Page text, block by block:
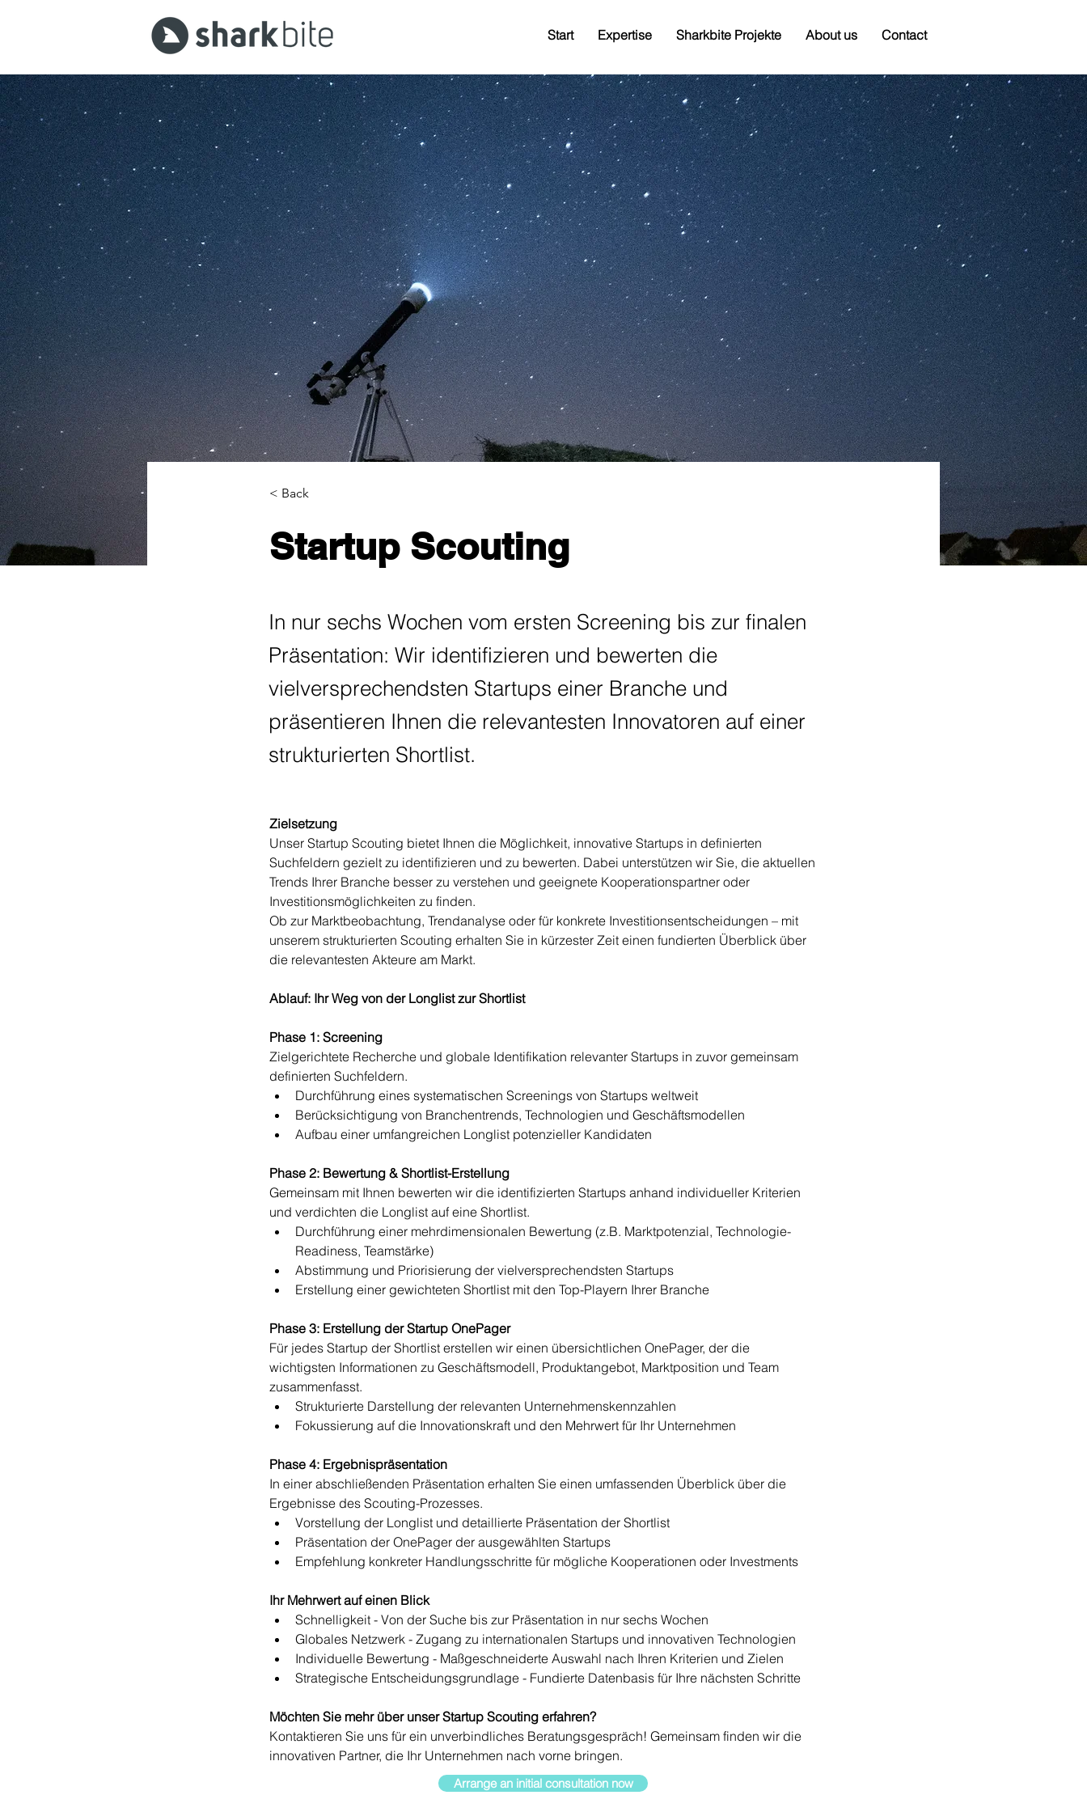
Start Expertise Sharkbite Projekte About us Contact
< Back
Startup Scouting
In nur sechs Wochen vom ersten Screening bis zur finalen
Präsentation: Wir identifizieren und bewerten die
vielversprechendsten Startups einer Branche und
präsentieren Ihnen die relevantesten Innovatoren auf einer
strukturierten Shortlist.
Zielsetzung
Unser Startup Scouting bietet Ihnen die Möglichkeit, innovative Startups in definierten
Suchfeldern gezielt zu identifizieren und zu bewerten. Dabei unterstützen wir Sie, die aktuellen
Trends Ihrer Branche besser zu verstehen und geeignete Kooperationspartner oder
Investitionsmöglichkeiten zu finden.
Ob zur Marktbeobachtung, Trendanalyse oder für konkrete Investitionsentscheidungen – mit
unserem strukturierten Scouting erhalten Sie in kürzester Zeit einen fundierten Überblick über
die relevantesten Akteure am Markt.
Ablauf: Ihr Weg von der Longlist zur Shortlist
Phase 1: Screening
Zielgerichtete Recherche und globale Identifikation relevanter Startups in zuvor gemeinsam
definierten Suchfeldern.
Durchführung eines systematischen Screenings von Startups weltweit
Berücksichtigung von Branchentrends, Technologien und Geschäftsmodellen
Aufbau einer umfangreichen Longlist potenzieller Kandidaten
Phase 2: Bewertung & Shortlist-Erstellung
Gemeinsam mit Ihnen bewerten wir die identifizierten Startups anhand individueller Kriterien
und verdichten die Longlist auf eine Shortlist.
Durchführung einer mehrdimensionalen Bewertung (z.B. Marktpotenzial, Technologie-
Readiness, Teamstärke)
Abstimmung und Priorisierung der vielversprechendsten Startups
Erstellung einer gewichteten Shortlist mit den Top-Playern Ihrer Branche
Phase 3: Erstellung der Startup OnePager
Für jedes Startup der Shortlist erstellen wir einen übersichtlichen OnePager, der die
wichtigsten Informationen zu Geschäftsmodell, Produktangebot, Marktposition und Team
zusammenfasst.
Strukturierte Darstellung der relevanten Unternehmenskennzahlen
Fokussierung auf die Innovationskraft und den Mehrwert für Ihr Unternehmen
Phase 4: Ergebnispräsentation
In einer abschließenden Präsentation erhalten Sie einen umfassenden Überblick über die
Ergebnisse des Scouting-Prozesses.
Vorstellung der Longlist und detaillierte Präsentation der Shortlist
Präsentation der OnePager der ausgewählten Startups
Empfehlung konkreter Handlungsschritte für mögliche Kooperationen oder Investments
Ihr Mehrwert auf einen Blick
Schnelligkeit - Von der Suche bis zur Präsentation in nur sechs Wochen
Globales Netzwerk - Zugang zu internationalen Startups und innovativen Technologien
Individuelle Bewertung - Maßgeschneiderte Auswahl nach Ihren Kriterien und Zielen
Strategische Entscheidungsgrundlage - Fundierte Datenbasis für Ihre nächsten Schritte
Möchten Sie mehr über unser Startup Scouting erfahren?
Kontaktieren Sie uns für ein unverbindliches Beratungsgespräch! Gemeinsam finden wir die
innovativen Partner, die Ihr Unternehmen nach vorne bringen.
Arrange an initial consultation now